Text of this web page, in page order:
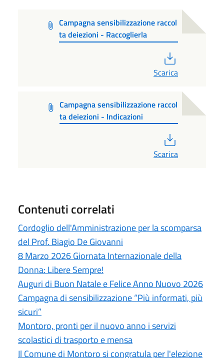
Campagna sensibilizzazione raccol
ta deiezioni - Raccoglierla
Scarica
Campagna sensibilizzazione raccol
ta deiezioni - Indicazioni
Scarica
Contenuti correlati
Cordoglio dell'Amministrazione per la scomparsa
del Prof. Biagio De Giovanni
8 Marzo 2026 Giornata Internazionale della
Donna: Libere Sempre!
Auguri di Buon Natale e Felice Anno Nuovo 2026
Campagna di sensibilizzazione “Più informati, più
sicuri”
Montoro, pronti per il nuovo anno i servizi
scolastici di trasporto e mensa
Il Comune di Montoro si congratula per l'elezione